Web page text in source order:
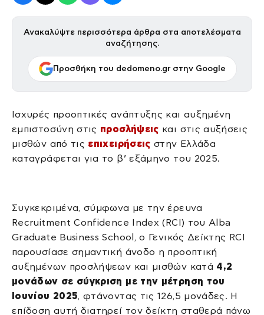
Ανακαλύψτε περισσότερα άρθρα στα αποτελέσματα
αναζήτησης.
Προσθήκη του dedomeno.gr στην Google
Ισχυρές προοπτικές ανάπτυξης και αυξημένη
εμπιστοσύνη στις προσλήψεις και στις αυξήσεις
μισθών από τις επιχειρήσεις στην Ελλάδα
καταγράφεται για το β’ εξάμηνο του 2025.
Συγκεκριμένα, σύμφωνα με την έρευνα
Recruitment Confidence Index (RCI) του Alba
Graduate Business School, ο Γενικός Δείκτης RCI
παρουσίασε σημαντική άνοδο η προοπτική
αυξημένων προσλήψεων και μισθών κατά 4,2
μονάδων σε σύγκριση με την μέτρηση του
Ιουνίου 2025, φτάνοντας τις 126,5 μονάδες. Η
επίδοση αυτή διατηρεί τον δείκτη σταθερά πάνω